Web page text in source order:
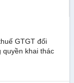
GTGT đối
khai thác